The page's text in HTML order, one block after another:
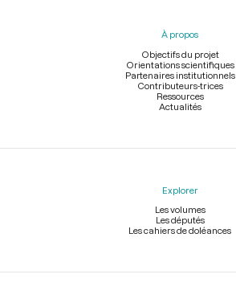
À propos
Objectifs du projet
Orientations scientifiques
Partenaires institutionnels
Contributeurs-trices
Ressources
Actualités
Explorer
Les volumes
Les députés
Les cahiers de doléances